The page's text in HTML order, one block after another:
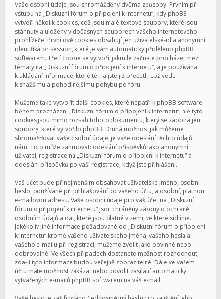
Vaše osobní údaje jsou shromážděny dvěma způsoby. Prvním při
vstupu na „Diskuzní fórum o připojení k internetu“, kdy phpBB
vytvoří několik cookies, což jsou malé textové soubory, které jsou
stáhnuty a uloženy v dočasných souborech vašeho internetového
prohlížeče. První dvě cookies obsahují jen uživatelské-id a anonymní
identifikátor session, které je vám automaticky přiděleno phpBB
softwarem. Třetí cookie se vytvoří, jakmile začnete procházet mezi
tématy na „Diskuzní fórum o připojení k internetu“, a je používána
k ukládání informace, které téma jste již přečetli, což vede
k snažšímu a pohodlnějšímu pohybu po fóru.
Můžeme také vytvořit další cookies, které nepatří k phpBB software
během procházení „Diskuzní fórum o připojení k internetu“, ale tyto
cookies jsou mimo rozsah tohoto dokumentu, který se zaobírá jen
soubory, které vytvořilo phpBB. Druhá možnost jak můžeme
shromažďovat vaše osobní údaje, je vaše odeslání těchto údajů
nám. Toto může zahrnovat: odeslání příspěvků jako anonymní
uživatel, registrace na „Diskuzní fórum o připojení k internetu“ a
odeslání příspěvků po vaší registrace, když jste přihlášeni.
Váš účet bude přinejmenším obsahovat uživatelské jméno, osobní
heslo, používané při přihlašování do vašeho účtu, a osobní, platnou
e-mailovou adresu. Vaše osobní údaje pro váš účet na „Diskuzní
fórum o připojení k internetu“ jsou chráněny zákony o ochraně
osobních údajů a dat, které jsou platné v zemi, ve které sídlíme.
Jakékoliv jiné informace požadované od „Diskuzní fórum o připojení
k internetu“ kromě vašeho uživatelského jména, vašeho hesla a
vašeho e-mailu při registraci, můžeme zvolit jako povinné nebo
dobrovolné. Ve všech případech dostanete možnost rozhodnout,
zda-li tyto informace budou veřejně zobrazitelné. Dále ve vašem
účtu máte možnost zakázat nebo povolit zasílání automaticky
vytvářených e-mailů phpBB softwarem na váš e-mail.